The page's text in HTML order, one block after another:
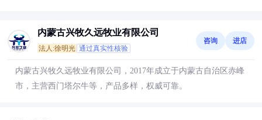
内蒙古兴牧久远牧业有限公司
法人:徐明光 通过真实性核验
咨询 进店
内蒙古兴牧久远牧业有限公司，2017年成立于内蒙古自治区赤峰
市，主营西门塔尔牛等，产品多样，权威可靠。